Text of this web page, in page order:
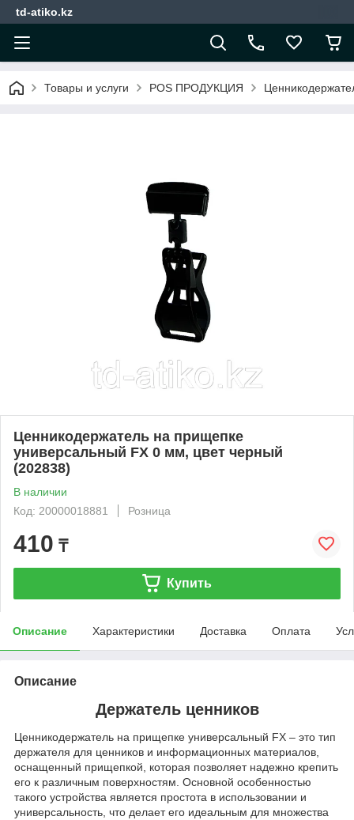
td-atiko.kz
Товары и услуги POS ПРОДУКЦИЯ
Ценникодержатель на прищепке
универсальный FX 0 мм, цвет черный
(202838)
В наличии
Код: 20000018881
Розница
410 ₸
Купить
Описание Характеристики Доставка Оплата
Описание
Держатель ценников
Ценникодержатель на прищепке универсальный FX – это тип
держателя для ценников и информационных материалов,
оснащенный прищепкой, которая позволяет надежно крепить
его к различным поверхностям. Основной особенностью
такого устройства является простота в использовании и
универсальность, что делает его идеальным для множества